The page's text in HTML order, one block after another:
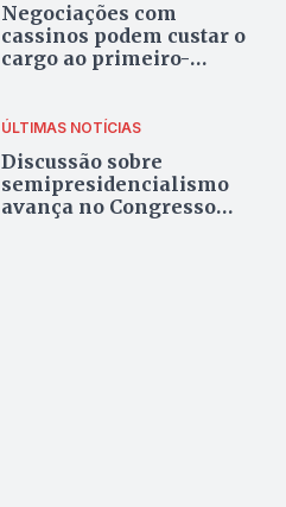
Negociações com
cassinos podem custar o
cargo ao primeiro-
ÚLTIMAS NOTÍCIAS
Discussão sobre
semipresidencialismo
avança no Congresso